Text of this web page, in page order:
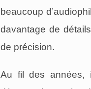
beaucoup
davantage de
de précision.
Au fil des années,